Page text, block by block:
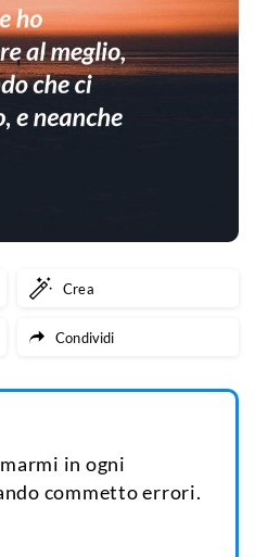
Crea
Condividi
in ogni
commetto errori.